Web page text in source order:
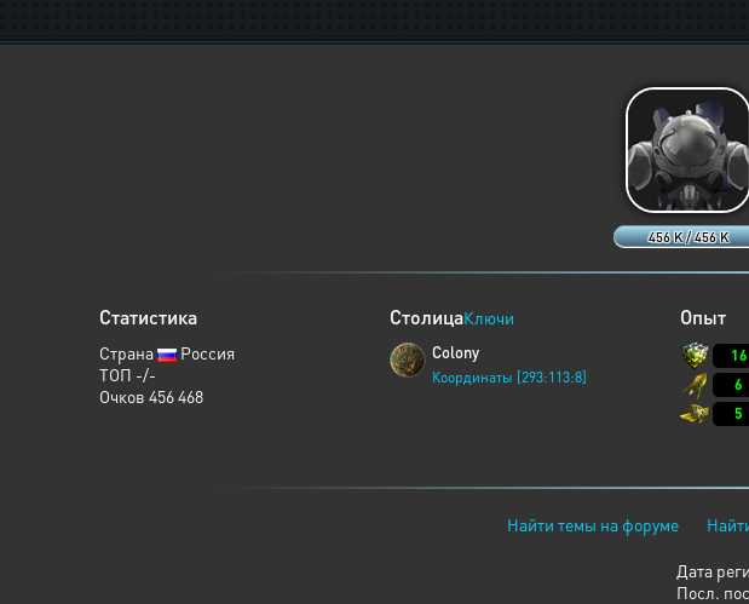
456 K / 456 K
Статистика
Страна
Россия
ТОП -/-
Очков 456 468
СтолицаКлючи
Colony
Координаты [293:113:8]
Опыт
16
6
5
Найти темы на форуме
Дата
Посл.